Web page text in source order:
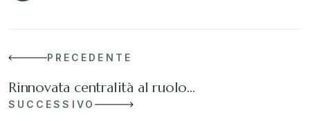
PRECEDENTE
Rinnovata centralità al ruolo…
SUCCESSIVO